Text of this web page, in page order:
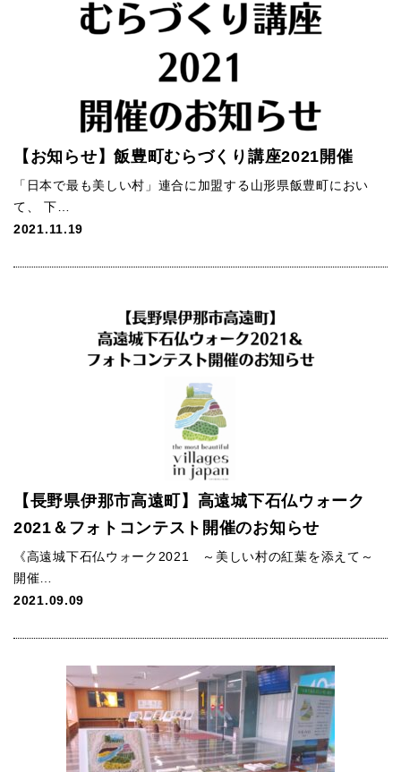
【お知らせ】飯豊町むらづくり講座2021開催
「日本で最も美しい村」連合に加盟する山形県飯豊町におい
て、 下…
2021.11.19
【長野県伊那市高遠町】高遠城下石仏ウォーク
2021＆フォトコンテスト開催のお知らせ
《高遠城下石仏ウォーク2021 ～美しい村の紅葉を添えて～
開催…
2021.09.09